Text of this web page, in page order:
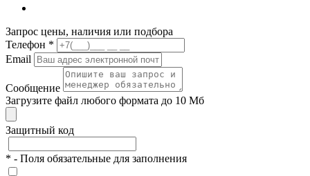
Запрос цены, наличия или подбора
Телефон *
Email
Сообщение
Загрузите файл любого формата до 10 Мб
Защитный код
* - Поля обязательные для заполнения